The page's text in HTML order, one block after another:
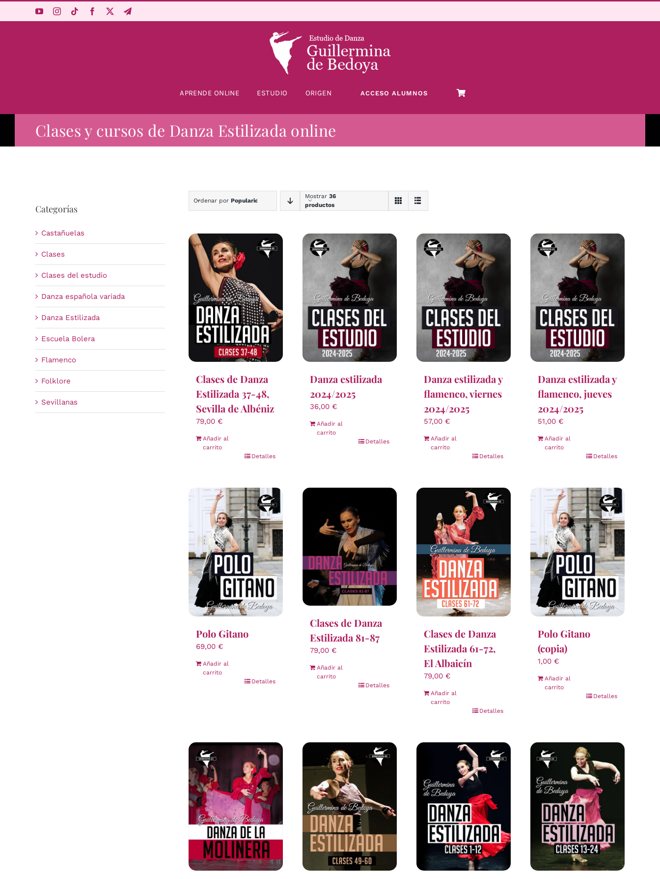
APRENDE ONLINE ESTUDIO ORIGEN ACCESO ALUMNOS
Clases y cursos de Danza Estilizada online
Categorías
Castañuelas
Clases
Clases del estudio
Danza española variada
Danza Estilizada
Escuela Bolera
Flamenco
Folklore
Sevillanas
Ordenar por Popularidad
Mostrar 36
productos
Clases de Danza
Estilizada 37-48,
Sevilla de Albéniz
79,00 €
Añadir al
carrito
Detalles
Danza estilizada
2024/2025
36,00 €
Añadir al
carrito
Detalles
Danza estilizada y
flamenco, viernes
2024/2025
57,00 €
Añadir al
carrito
Detalles
Danza estilizada y
flamenco, jueves
2024/2025
51,00 €
Añadir al
carrito
Detalles
Polo Gitano
69,00 €
Añadir al
carrito
Detalles
Clases de Danza
Estilizada 81-87
79,00 €
Añadir al
carrito
Detalles
Clases de Danza
Estilizada 61-72,
El Albaicín
79,00 €
Añadir al
carrito
Detalles
Polo Gitano
(copia)
1,00 €
Añadir al
carrito
Detalles